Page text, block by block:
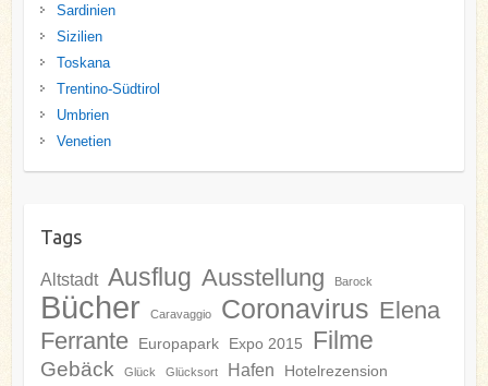
Sardinien
Sizilien
Toskana
Trentino-Südtirol
Umbrien
Venetien
Tags
Altstadt Ausflug Ausstellung Barock
Bücher Caravaggio Coronavirus Elena
Ferrante
Europapark Expo 2015 Filme
Gebäck Glück Glücksort Hafen Hotelrezension